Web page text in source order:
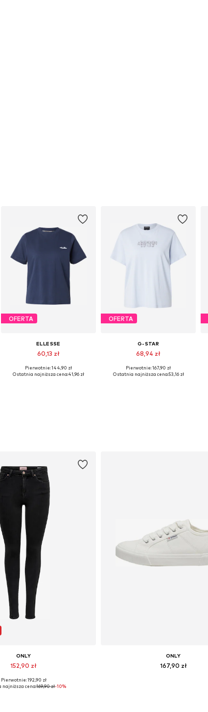
OFERTA
ELLESSE
60,13 zł
Dostępne rozmiary: XS, S, M, L
Pierwotnie: 144,90 zł
Ostatnia najniższa cena:41,96 zł
OFERTA
G-STAR
68,94 zł
Pierwotnie: 167,90 zł
Ostatnia najniższa cena:53,16 zł
ONLY
152,90 zł
w różnych rozmiarach
Pierwotnie: 192,90 zł
najniższa cena:169,90 zł-10%
ONLY
167,90 zł